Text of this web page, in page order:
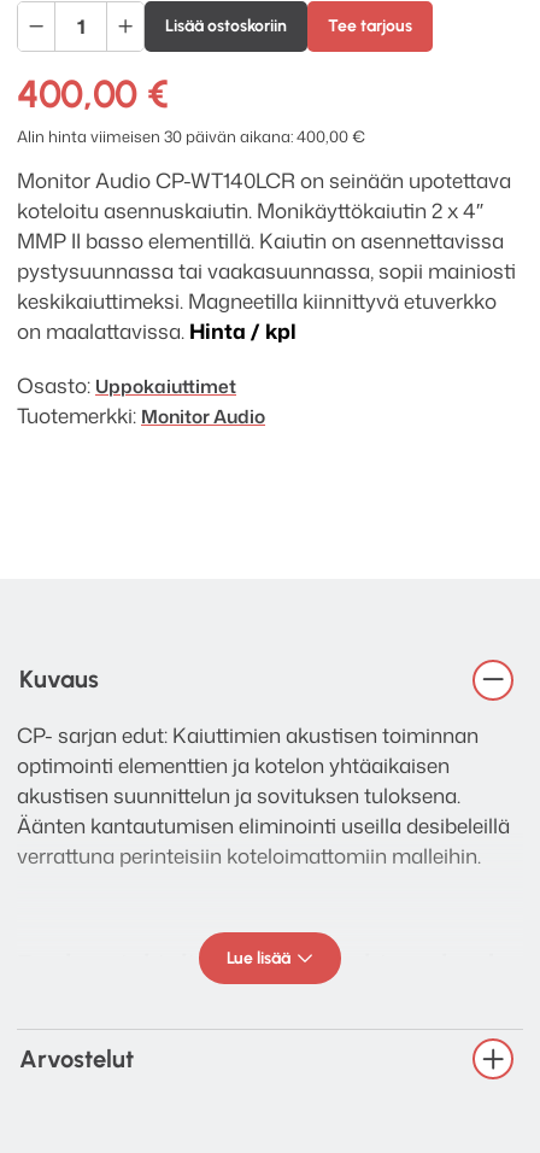
Monitor
Audio
CP-
WT140LCR
koteloitu
uppokaiutin
määrä
Lisää ostoskoriin Tee tarjous
400,00 €
Alin hinta viimeisen 30 päivän aikana:400,00€
Monitor Audio CP-WT140LCR on seinään upotettava
koteloitu asennuskaiutin. Monikäyttökaiutin 2 x 4″
MMP II basso elementillä. Kaiutin on asennettavissa
pystysuunnassa tai vaakasuunnassa, sopii mainiosti
keskikaiuttimeksi. Magneetilla kiinnittyvä etuverkko
on maalattavissa. Hinta / kpl
Osasto: Uppokaiuttimet
Tuotemerkki: Monitor Audio
Kuvaus
CP- sarjan edut: Kaiuttimien akustisen toiminnan
optimointi elementtien ja kotelon yhtäaikaisen
akustisen suunnittelun ja sovituksen tuloksena.
Äänten kantautumisen eliminointi useilla desibeleillä
verrattuna perinteisiin koteloimattomiin malleihin.
Englanninkielisen asennusohjeen löydät
Lue lisää
Arvostelut